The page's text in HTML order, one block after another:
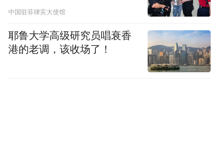
中国驻菲律宾大使馆
耶鲁大学高级研究员唱衰香
港的老调，该收场了！